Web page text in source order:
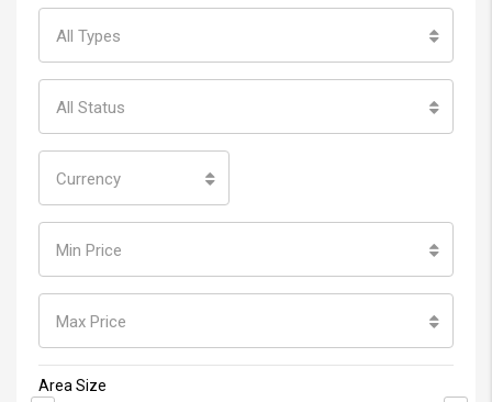
All Types
All Status
Currency
Min Price
Max Price
Area Size